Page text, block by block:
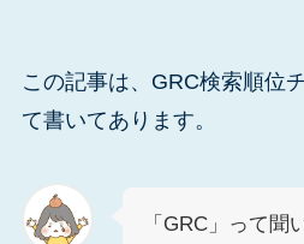
この記事は、GRC検索順位
て書いてあります。
「GRC」って聞